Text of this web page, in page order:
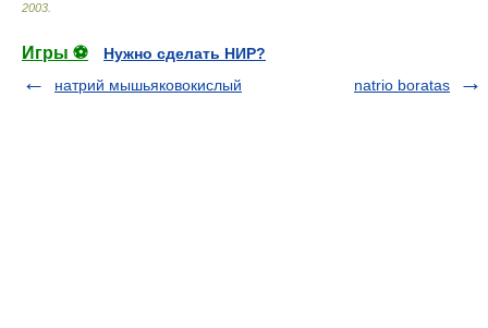
2003
Игры ⚽
Нужно сделать НИР?
натрий мышьяковокислый
natrio boratas